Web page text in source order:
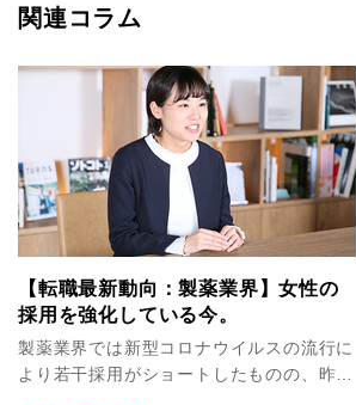
関連コラム
【転職最新動向：製薬業界】女性の
採用を強化している今。
製薬業界では新型コロナウイルスの流行に
より若干採用がショートしたものの、昨年